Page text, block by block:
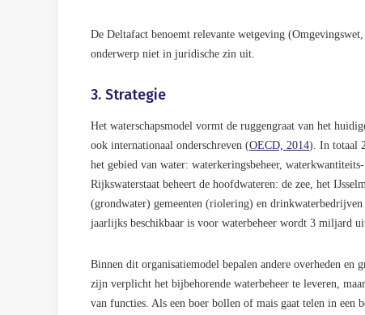
De Deltafact benoemt relevante wetgeving
onderwerp niet in juridische zin uit.
3. Strategie
Het waterschapsmodel vormt de ruggengraat van het
ook internationaal onderschreven (OECD, 2014). In totaal
het gebied van water: waterkeringsbeheer,
Rijkswaterstaat beheert de hoofdwateren: de zee, het
(grondwater) gemeenten (riolering) en
jaarlijks beschikbaar is voor waterbeheer wordt 3 miljard
Binnen dit organisatiemodel bepalen andere overheden en
zijn verplicht het bijbehorende waterbeheer te leveren,
van functies. Als een boer bollen of mais gaat telen in een